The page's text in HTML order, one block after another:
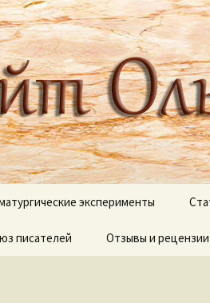
поэта,
сны
эксперименты
писателей Отзывы и рецензии